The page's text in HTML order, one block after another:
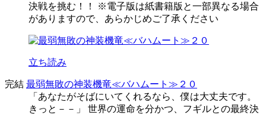
決戦を挑む！！ ※電子版は紙書籍版と一部異なる場合
がありますので、あらかじめご了承ください
立ち読み
完結 最弱無敗の神装機竜≪バハムート≫２０
「あなたがそばにいてくれるなら、僕は大丈夫です。
きっと－－」 世界の運命を分かつ、フギルとの最終決